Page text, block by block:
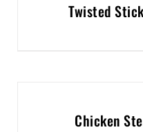
Twisted
Chicken